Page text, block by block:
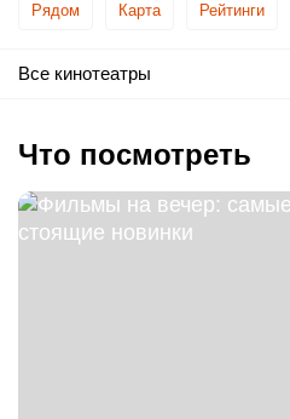
Рядом Карта Рейтинги
Все кинотеатры
Что посмотреть